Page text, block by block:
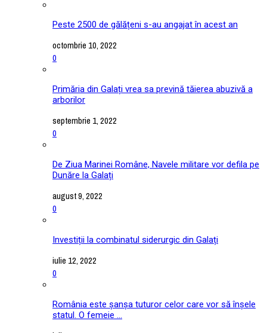
Peste 2500 de gălățeni s-au angajat în acest an
octombrie 10, 2022
0
Primăria din Galați vrea sa prevină tăierea abuzivă a
arborilor
septembrie 1, 2022
0
De Ziua Marinei Române, Navele militare vor defila pe
Dunăre la Galați
august 9, 2022
0
Investiții la combinatul siderurgic din Galați
iulie 12, 2022
0
România este șanșa tuturor celor care vor să înșele
statul. O femeie ...